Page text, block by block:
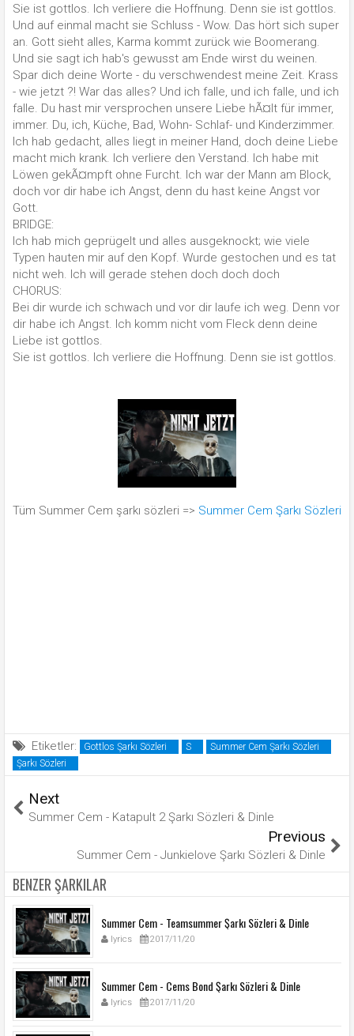
Sie ist gottlos. Ich verliere die Hoffnung. Denn sie ist gottlos.
Und auf einmal macht sie Schluss - Wow. Das hört sich super
an. Gott sieht alles, Karma kommt zurück wie Boomerang.
Und sie sagt ich hab's gewusst am Ende wirst du weinen.
Spar dich deine Worte - du verschwendest meine Zeit. Krass
- wie jetzt ?! War das alles? Und ich falle, und ich falle, und ich
falle. Du hast mir versprochen unsere Liebe hÃ¤lt für immer,
immer. Du, ich, Küche, Bad, Wohn- Schlaf- und Kinderzimmer.
Ich hab gedacht, alles liegt in meiner Hand, doch deine Liebe
macht mich krank. Ich verliere den Verstand. Ich habe mit
Löwen gekÃ¤mpft ohne Furcht. Ich war der Mann am Block,
doch vor dir habe ich Angst, denn du hast keine Angst vor
Gott.
BRIDGE:
Ich hab mich geprügelt und alles ausgeknockt; wie viele
Typen hauten mir auf den Kopf. Wurde gestochen und es tat
nicht weh. Ich will gerade stehen doch doch doch
CHORUS:
Bei dir wurde ich schwach und vor dir laufe ich weg. Denn vor
dir habe ich Angst. Ich komm nicht vom Fleck denn deine
Liebe ist gottlos.
Sie ist gottlos. Ich verliere die Hoffnung. Denn sie ist gottlos.
Tüm Summer Cem şarkı sözleri => Summer Cem Şarkı Sözleri
Etiketler: Gottlos Şarkı Sözleri S
Summer Cem Şarkı Sözleri
Şarkı Sözleri
Next
Summer Cem - Katapult 2 Şarkı Sözleri & Dinle
Previous
Summer Cem - Junkielove Şarkı Sözleri & Dinle
BENZER ŞARKILAR
Summer Cem - Teamsummer Şarkı Sözleri & Dinle
lyrics 2017/11/20
Summer Cem - Cems Bond Şarkı Sözleri & Dinle
lyrics 2017/11/20